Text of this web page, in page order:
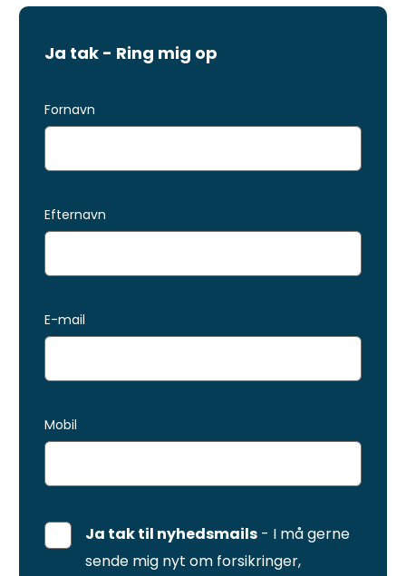
Ja tak - Ring mig op
Fornavn
Efternavn
E-mail
Mobil
Ja tak til nyhedsmails - I må gerne
sende mig nyt om forsikringer,